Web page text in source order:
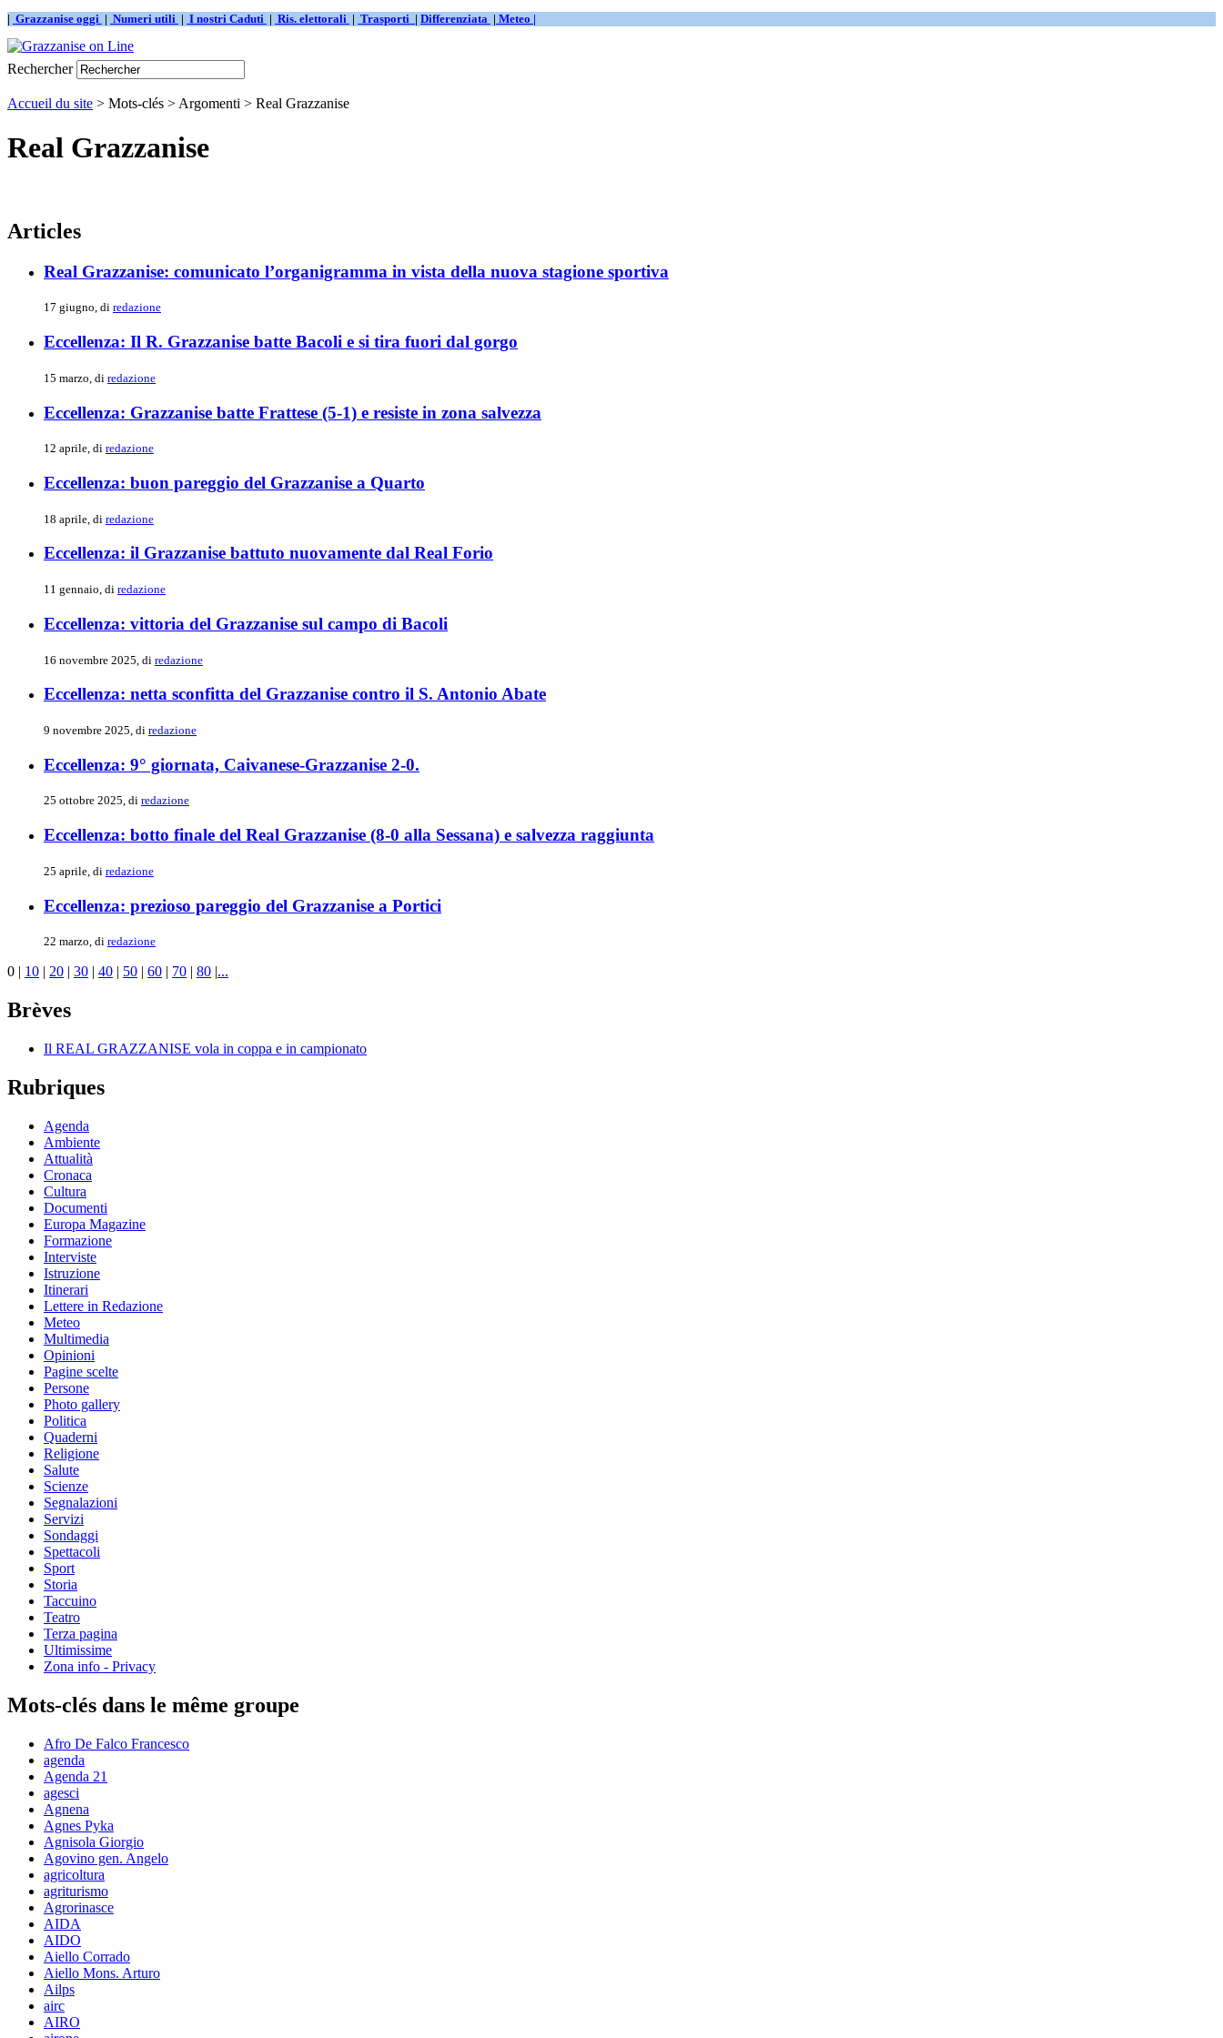
| Grazzanise oggi | Numeri utili | I nostri Caduti | Ris. elettorali | Trasporti | Differenziata | Meteo |
Rechercher
Accueil du site > Mots-clés > Argomenti > Real Grazzanise
Real Grazzanise
Articles
Real Grazzanise: comunicato l’organigramma in vista della nuova stagione sportiva
17 giugno, di redazione
Eccellenza: Il R. Grazzanise batte Bacoli e si tira fuori dal gorgo
15 marzo, di redazione
Eccellenza: Grazzanise batte Frattese (5-1) e resiste in zona salvezza
12 aprile, di redazione
Eccellenza: buon pareggio del Grazzanise a Quarto
18 aprile, di redazione
Eccellenza: il Grazzanise battuto nuovamente dal Real Forio
11 gennaio, di redazione
Eccellenza: vittoria del Grazzanise sul campo di Bacoli
16 novembre 2025, di redazione
Eccellenza: netta sconfitta del Grazzanise contro il S. Antonio Abate
9 novembre 2025, di redazione
Eccellenza: 9° giornata, Caivanese-Grazzanise 2-0.
25 ottobre 2025, di redazione
Eccellenza: botto finale del Real Grazzanise (8-0 alla Sessana) e salvezza raggiunta
25 aprile, di redazione
Eccellenza: prezioso pareggio del Grazzanise a Portici
22 marzo, di redazione
0 | 10 | 20 | 30 | 40 | 50 | 60 | 70 | 80 |...
Brèves
Il REAL GRAZZANISE vola in coppa e in campionato
Rubriques
Agenda
Ambiente
Attualità
Cronaca
Cultura
Documenti
Europa Magazine
Formazione
Interviste
Istruzione
Itinerari
Lettere in Redazione
Meteo
Multimedia
Opinioni
Pagine scelte
Persone
Photo gallery
Politica
Quaderni
Religione
Salute
Scienze
Segnalazioni
Servizi
Sondaggi
Spettacoli
Sport
Storia
Taccuino
Teatro
Terza pagina
Ultimissime
Zona info - Privacy
Mots-clés dans le même groupe
Afro De Falco Francesco
agenda
Agenda 21
agesci
Agnena
Agnes Pyka
Agnisola Giorgio
Agovino gen. Angelo
agricoltura
agriturismo
Agrorinasce
AIDA
AIDO
Aiello Corrado
Aiello Mons. Arturo
Ailps
airc
AIRO